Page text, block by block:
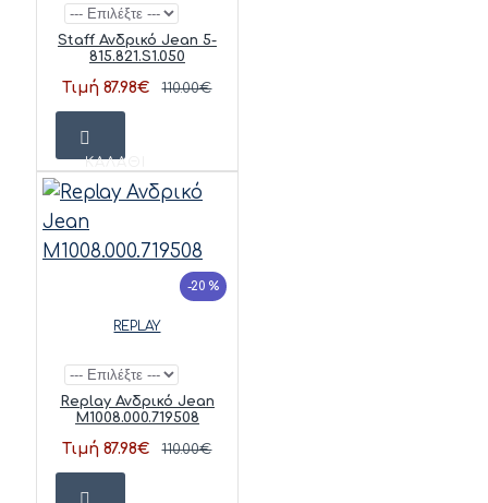
Staff Ανδρικό Jean 5-
815.821.S1.050
Τιμή 87.98€ 110.00€
ΚΑΛΆΘΙ
-20 %
REPLAY
Replay Ανδρικό Jean
M1008.000.719508
Τιμή 87.98€ 110.00€